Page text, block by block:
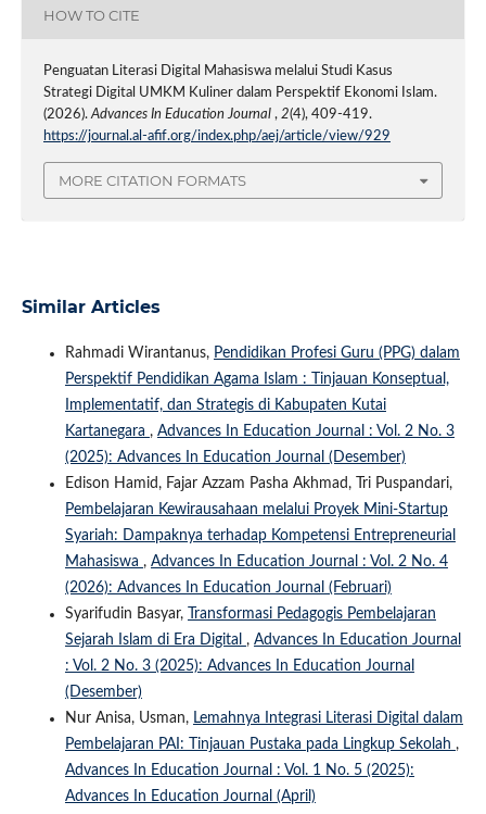
HOW TO CITE
Penguatan Literasi Digital Mahasiswa melalui Studi Kasus
Strategi Digital UMKM Kuliner dalam Perspektif Ekonomi Islam.
(2026).Advances In Education Journal , 2(4), 409-419.
https://journal.al-afif.org/index.php/aej/article/view/929
MORE CITATION FORMATS
Similar Articles
Rahmadi Wirantanus, Pendidikan Profesi Guru (PPG) dalam
Perspektif Pendidikan Agama Islam : Tinjauan Konseptual,
Implementatif, dan Strategis di Kabupaten Kutai
Kartanegara , Advances In Education Journal : Vol. 2 No. 3
(2025): Advances In Education Journal (Desember)
Edison Hamid, Fajar Azzam Pasha Akhmad, Tri Puspandari,
Pembelajaran Kewirausahaan melalui Proyek Mini-Startup
Syariah: Dampaknya terhadap Kompetensi Entrepreneurial
Mahasiswa , Advances In Education Journal : Vol. 2 No. 4
(2026): Advances In Education Journal (Februari)
Syarifudin Basyar,
Transformasi Pedagogis Pembelajaran
Sejarah Islam di Era Digital , Advances In Education Journal
: Vol. 2 No. 3 (2025): Advances In Education Journal
(Desember)
Nur Anisa, Usman, Lemahnya Integrasi Literasi Digital dalam
Pembelajaran PAI: Tinjauan Pustaka pada Lingkup Sekolah ,
Advances In Education Journal : Vol. 1 No. 5 (2025):
Advances In Education Journal (April)